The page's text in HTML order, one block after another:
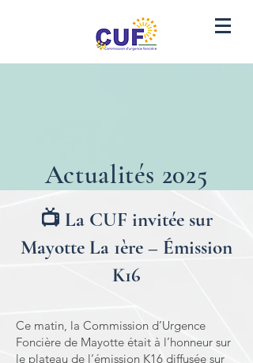
Actualités 2025
📺 La CUF invitée sur
Mayotte La 1ère – Émission
K16
Ce matin, la Commission d’Urgence
Foncière de Mayotte était à l’honneur sur
le plateau de l’émission K16 diffusée sur